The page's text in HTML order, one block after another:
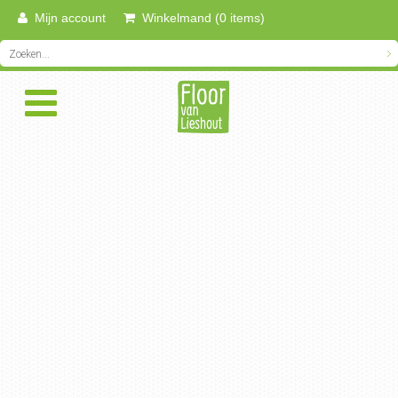
Mijn account Winkelmand (0 items)